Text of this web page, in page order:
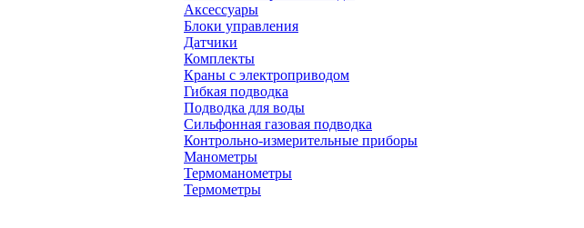
Аксессуары
Блоки управления
Датчики
Комплекты
Краны с электроприводом
Гибкая подводка
Подводка для воды
Сильфонная газовая подводка
Контрольно-измерительные приборы
Манометры
Термоманометры
Термометры